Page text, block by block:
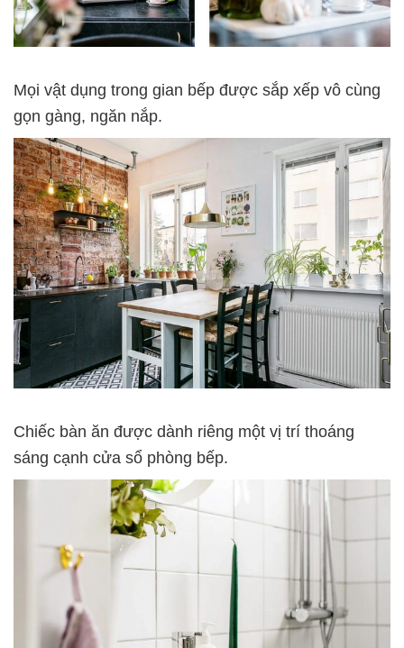
Mọi vật dụng trong gian bếp được sắp xếp vô cùng
gọn gàng, ngăn nắp.
Chiếc bàn ăn được dành riêng một vị trí thoáng
sáng cạnh cửa sổ phòng bếp.